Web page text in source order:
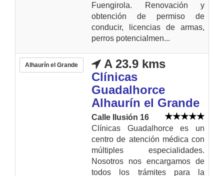
Fuengirola. Renovación y
obtención de permiso de
conducir, licencias de armas,
perros potencialmen...
Alhaurín el Grande
A 23.9 kms
Clínicas
Guadalhorce
Alhaurín el Grande
Calle Ilusión 16
Clínicas Guadalhorce es un
centro de atención médica con
múltiples especialidades.
Nosotros nos encargamos de
todos los trámites para la